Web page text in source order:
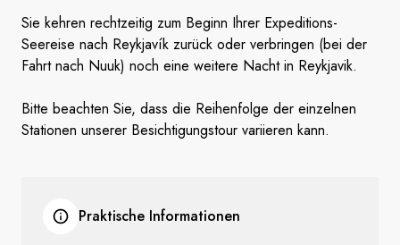
Sie kehren rechtzeitig zum Beginn Ihrer Expeditions-
Seereise nach Reykjavík zurück oder verbringen (bei der
Fahrt nach Nuuk) noch eine weitere Nacht in Reykjavik.
Bitte beachten Sie, dass die Reihenfolge der einzelnen
Stationen unserer Besichtigungstour variieren kann.
Praktische Informationen